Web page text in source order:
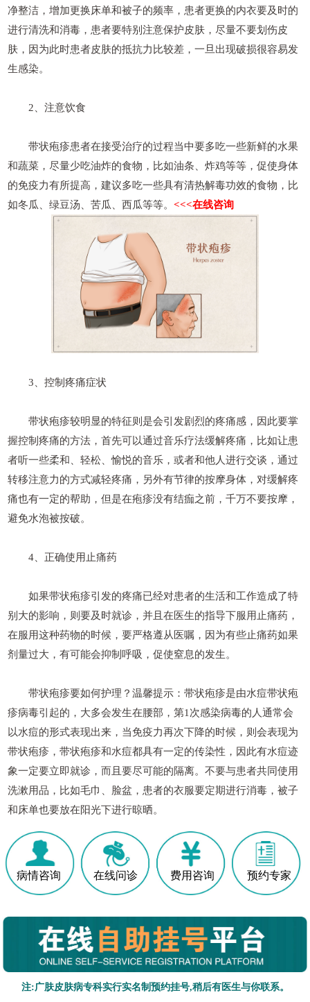
净整洁，增加更换床单和被子的频率，患者更换的内衣要及时的
进行清洗和消毒，患者要特别注意保护皮肤，尽量不要划伤皮
肤，因为此时患者皮肤的抵抗力比较差，一旦出现破损很容易发
生感染。
2、注意饮食
带状疱疹患者在接受治疗的过程当中要多吃一些新鲜的水果
和蔬菜，尽量少吃油炸的食物，比如油条、炸鸡等等，促使身体
的免疫力有所提高，建议多吃一些具有清热解毒功效的食物，比
如冬瓜、绿豆汤、苦瓜、西瓜等等。<<<在线咨询
3、控制疼痛症状
带状疱疹较明显的特征则是会引发剧烈的疼痛感，因此要掌
握控制疼痛的方法，首先可以通过音乐疗法缓解疼痛，比如让患
者听一些柔和、轻松、愉悦的音乐，或者和他人进行交谈，通过
转移注意力的方式减轻疼痛，另外有节律的按摩身体，对缓解疼
痛也有一定的帮助，但是在疱疹没有结痂之前，千万不要按摩，
避免水泡被按破。
4、正确使用止痛药
如果带状疱疹引发的疼痛已经对患者的生活和工作造成了特
别大的影响，则要及时就诊，并且在医生的指导下服用止痛药，
在服用这种药物的时候，要严格遵从医嘱，因为有些止痛药如果
剂量过大，有可能会抑制呼吸，促使窒息的发生。
带状疱疹要如何护理？温馨提示：带状疱疹是由水痘带状疱
疹病毒引起的，大多会发生在腰部，第1次感染病毒的人通常会
以水痘的形式表现出来，当免疫力再次下降的时候，则会表现为
带状疱疹，带状疱疹和水痘都具有一定的传染性，因此有水痘迹
象一定要立即就诊，而且要尽可能的隔离。不要与患者共同使用
洗漱用品，比如毛巾、脸盆，患者的衣服要定期进行消毒，被子
和床单也要放在阳光下进行晾晒。
病情咨询 在线问诊 费用咨询 预约专家
注:广肤皮肤病专科实行实名制预约挂号,稍后有医生与你联系。